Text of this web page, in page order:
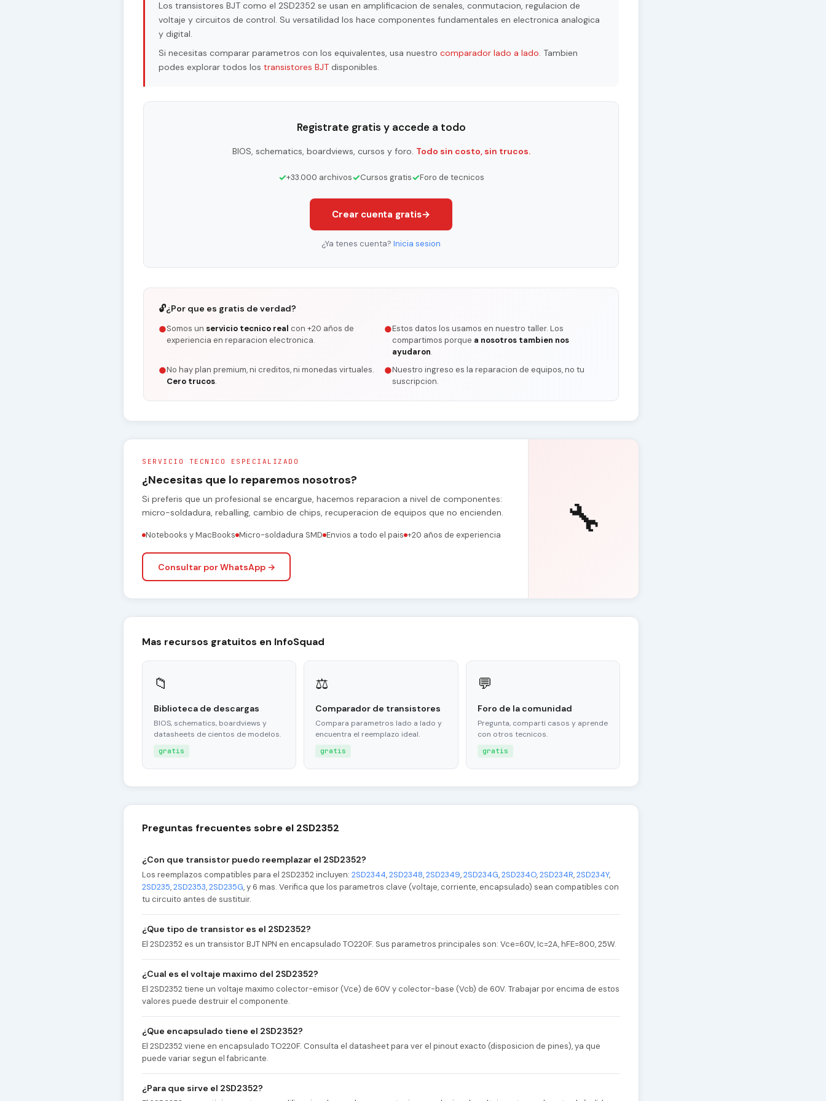
Los transistores BJT como el 2SD2352 se usan en amplificacion de senales, conmutacion, regulacion de
voltaje y circuitos de control. Su versatilidad los hace componentes fundamentales en electronica analogica
y digital.
Si necesitas comparar parametros con los equivalentes, usa nuestro comparador lado a lado. Tambien
podes explorar todos los transistores BJT disponibles.
Registrate gratis y accede a todo
BIOS, schematics, boardviews, cursos y foro. Todo sin costo, sin trucos.
✓+33.000 archivos✓Cursos gratis✓Foro de tecnicos
Crear cuenta gratis→
¿Ya tenes cuenta? Inicia sesion
🔓¿Por que es gratis de verdad?
●Somos un servicio tecnico real con +20 años de
experiencia en reparacion electronica.
●Estos datos los usamos en nuestro taller. Los
compartimos porque a nosotros tambien nos
ayudaron.
●No hay plan premium, ni creditos, ni monedas virtuales.
Cero trucos.
●Nuestro ingreso es la reparacion de equipos, no tu
suscripcion.
SERVICIO TECNICO ESPECIALIZADO
¿Necesitas que lo reparemos nosotros?
Si preferis que un profesional se encargue, hacemos reparacion a nivel de componentes:
micro-soldadura, reballing, cambio de chips, recuperacion de equipos que no encienden.
Notebooks y MacBooks Micro-soldadura SMD Envios a todo el pais +20 años de experiencia
Consultar por WhatsApp →
🔧
Mas recursos gratuitos en InfoSquad
📁
Biblioteca de descargas
BIOS, schematics, boardviews y
datasheets de cientos de modelos.
gratis
⚖
Comparador de transistores
Compara parametros lado a lado y
encuentra el reemplazo ideal.
gratis
💬
Foro de la comunidad
Pregunta, comparti casos y aprende
con otros tecnicos.
gratis
Preguntas frecuentes sobre el 2SD2352
¿Con que transistor puedo reemplazar el 2SD2352?
Los reemplazos compatibles para el 2SD2352 incluyen: 2SD2344,2SD2348,2SD2349,2SD234G,2SD234O,2SD234R,2SD234Y,
2SD235,2SD2353,2SD235G, y 6 mas. Verifica que los parametros clave (voltaje, corriente, encapsulado) sean compatibles con
tu circuito antes de sustituir.
¿Que tipo de transistor es el 2SD2352?
El 2SD2352 es un transistor BJT NPN en encapsulado TO220F. Sus parametros principales son: Vce=60V, Ic=2A, hFE=800, 25W.
¿Cual es el voltaje maximo del 2SD2352?
El 2SD2352 tiene un voltaje maximo colector-emisor (Vce) de 60V y colector-base (Vcb) de 60V. Trabajar por encima de estos
valores puede destruir el componente.
¿Que encapsulado tiene el 2SD2352?
El 2SD2352 viene en encapsulado TO220F. Consulta el datasheet para ver el pinout exacto (disposicion de pines), ya que
puede variar segun el fabricante.
¿Para que sirve el 2SD2352?